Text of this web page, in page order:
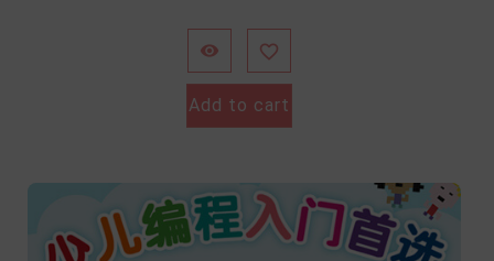
 
Add to cart